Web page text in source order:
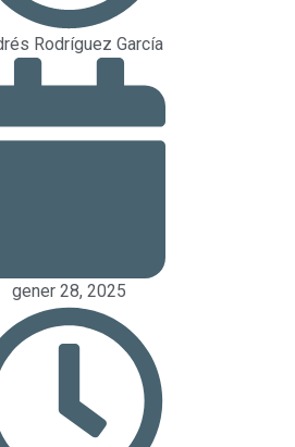
Rodríguez García
gener 28, 2025